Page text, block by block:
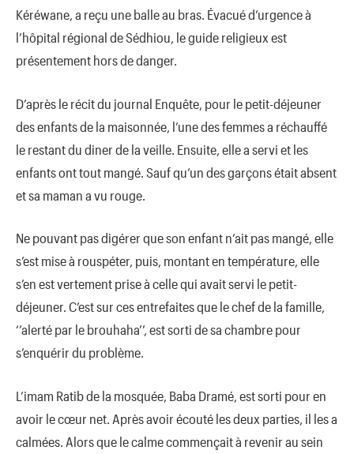
Kéréwane, a reçu une balle au bras. Évacué d’urgence à
l’hôpital régional de Sédhiou, le guide religieux est
présentement hors de danger.
D’après le récit du journal Enquête, pour le petit-déjeuner
des enfants de la maisonnée, l’une des femmes a réchauffé
le restant du diner de la veille. Ensuite, elle a servi et les
enfants ont tout mangé. Sauf qu’un des garçons était absent
et sa maman a vu rouge.
Ne pouvant pas digérer que son enfant n’ait pas mangé, elle
s’est mise à rouspéter, puis, montant en température, elle
s’en est vertement prise à celle qui avait servi le petit-
déjeuner. C’est sur ces entrefaites que le chef de la famille,
‘’alerté par le brouhaha’’, est sorti de sa chambre pour
s’enquérir du problème.
L’imam Ratib de la mosquée, Baba Dramé, est sorti pour en
avoir le cœur net. Après avoir écouté les deux parties, il les a
calmées. Alors que le calme commençait à revenir au sein